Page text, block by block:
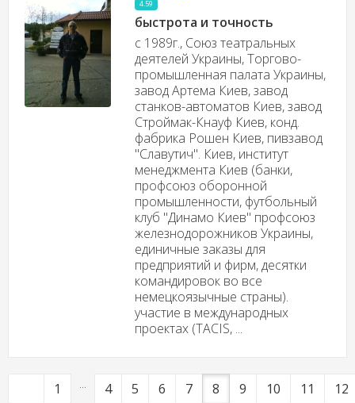
4.59
быстрота и точность
c 1989г., Союз театральных
деятелей Украины, Торгово-
промышленная палата Украины,
завод Артема Киев, завод
станков-автоматов Киев, завод
Строймак-Кнауф Киев, конд.
фабрика Рошен Киев, пивзавод
"Славутич". Киев, институт
менеджмента Киев (банки,
профсоюз оборонной
промышленности, футбольный
клуб "Динамо Киев" профсоюз
железнодорожников Украины,
единичные заказы для
предприятий и фирм, десятки
командировок во все
немецкоязычные страны).
участие в международных
проектах (TACIS, ...
1 ... 4 5 6 7 8 9 10 11 12